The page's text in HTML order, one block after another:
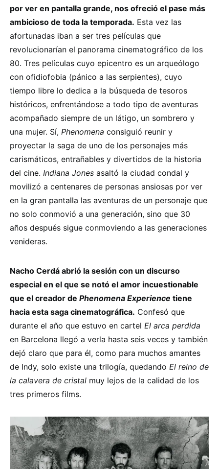
por ver en pantalla grande, nos ofreció el pase más
ambicioso de toda la temporada. Esta vez las
afortunadas iban a ser tres películas que
revolucionarían el panorama cinematográfico de los
80. Tres películas cuyo epicentro es un arqueólogo
con ofidiofobia (pánico a las serpientes), cuyo
tiempo libre lo dedica a la búsqueda de tesoros
históricos, enfrentándose a todo tipo de aventuras
acompañado siempre de un látigo, un sombrero y
una mujer. Sí, Phenomena consiguió reunir y
proyectar la saga de uno de los personajes más
carismáticos, entrañables y divertidos de la historia
del cine. Indiana Jones asaltó la ciudad condal y
movilizó a centenares de personas ansiosas por ver
en la gran pantalla las aventuras de un personaje que
no solo conmovió a una generación, sino que 30
años después sigue conmoviendo a las generaciones
venideras.
Nacho Cerdá abrió la sesión con un discurso
especial en el que se notó el amor incuestionable
que el creador de Phenomena Experience tiene
hacia esta saga cinematográfica. Confesó que
durante el año que estuvo en cartel El arca perdida
en Barcelona llegó a verla hasta seis veces y también
dejó claro que para él, como para muchos amantes
de Indy, solo existe una trilogía, quedando El reino de
la calavera de cristal muy lejos de la calidad de los
tres primeros films.